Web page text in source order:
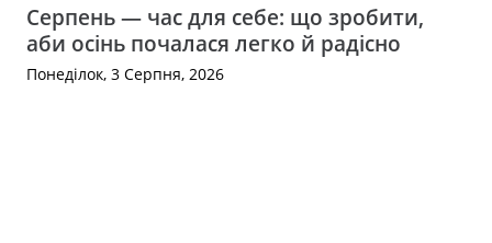
Серпень — час для себе: що зробити,
аби осінь почалася легко й радісно
Понеділок, 3 Серпня, 2026